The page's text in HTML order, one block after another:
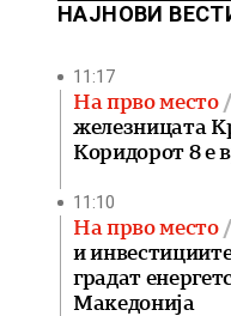
НАЈНОВИ
11:17
На прво место
железницата
Коридорот 8 е
11:10
На прво место
и
градат
Македонија